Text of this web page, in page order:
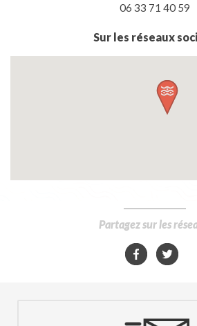
06 33 71 40 59
Sur les réseaux
Partagez sur les